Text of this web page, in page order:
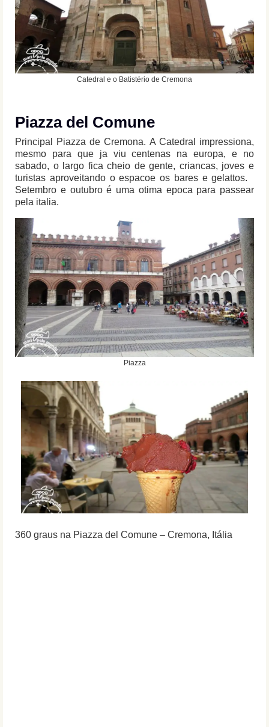
Catedral e o Batistério de Cremona
Piazza del Comune
Principal Piazza de Cremona. A Catedral impressiona,
mesmo para que ja viu centenas na europa, e no
sabado, o largo fica cheio de gente, criancas, joves e
turistas aproveitando o espacoe os bares e gelattos.
Setembro e outubro é uma otima epoca para passear
pela italia.
Piazza
360 graus na Piazza del Comune – Cremona, Itália